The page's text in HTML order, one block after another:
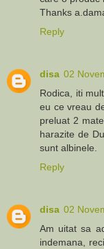
Thanks
Reply
disa 02
Rodica, iti
eu ce vreau
preluat 2
harazite de
sunt albinele.
Reply
disa 02
Am uitat sa
indemana,